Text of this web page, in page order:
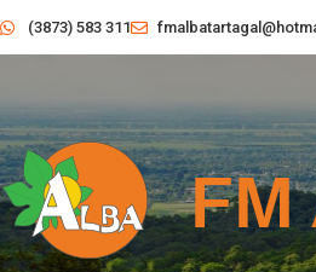
(3873) 583 311